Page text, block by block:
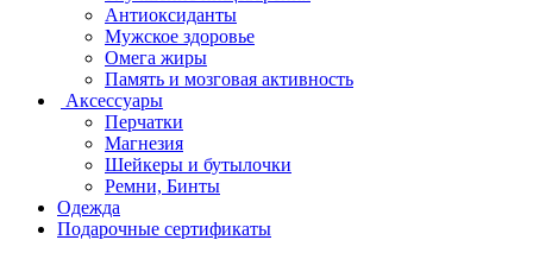
Антиоксиданты
Мужское здоровье
Омега жиры
Память и мозговая активность
Аксессуары
Перчатки
Магнезия
Шейкеры и бутылочки
Ремни, Бинты
Одежда
Подарочные сертификаты